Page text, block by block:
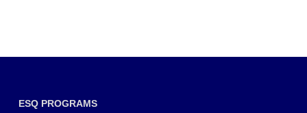
ESQ PROGRAMS